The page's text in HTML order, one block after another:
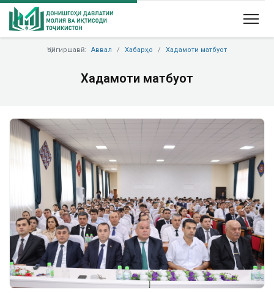
Ҷойгиршавӣ: Аввал Хабарҳо Хадамоти матбуот
Хадамоти матбуот
Previous Next